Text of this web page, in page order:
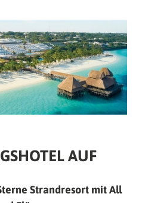
AUF
Strandresort mit All